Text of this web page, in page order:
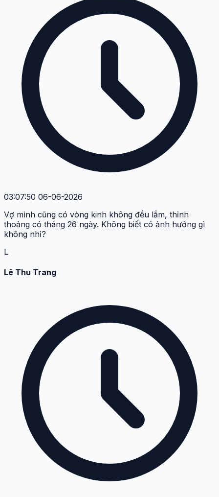
03:07:50 06-06-2026
Vợ mình cũng có vòng kinh không đều lắm, thỉnh
thoảng có tháng 26 ngày. Không biết có ảnh hưởng gì
không nhỉ?
L
Lê Thu Trang